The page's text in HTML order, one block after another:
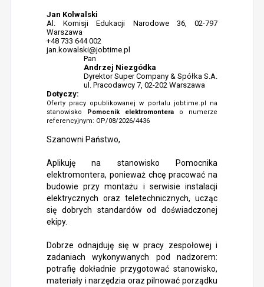
Jan Kolwalski
Al. Komisji Edukacji Narodowe 36, 02-797
Warszawa
+48 733 644 002
jan.kowalski@jobtime.pl
Pan
Andrzej Niezgódka
Dyrektor Super Company & Spółka S.A.
ul. Pracodawcy 7, 02-202 Warszawa
Dotyczy:
Oferty pracy opublikowanej w portalu jobtime.pl na
stanowisko Pomocnik elektromontera o numerze
referencyjnym: OP/08/2026/4436
Szanowni Państwo,
Aplikuję na stanowisko Pomocnika
elektromontera, ponieważ chcę pracować na
budowie przy montażu i serwisie instalacji
elektrycznych oraz teletechnicznych, ucząc
się dobrych standardów od doświadczonej
ekipy.
Dobrze odnajduję się w pracy zespołowej i
zadaniach wykonywanych pod nadzorem:
potrafię dokładnie przygotować stanowisko,
materiały i narzędzia oraz pilnować porządku